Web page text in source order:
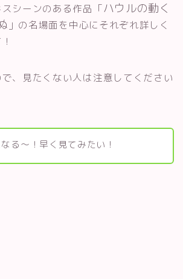
シーンのある作品「ハウルの動く
」の名場面を中心にそれぞれ詳しく
、見たくない人は注意してください
る〜！早く見てみたい！